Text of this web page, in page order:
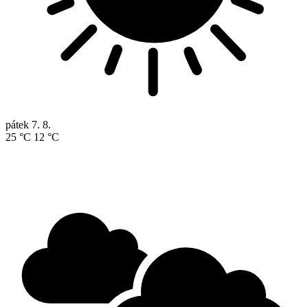
pátek 7. 8.
25 °C 12 °C